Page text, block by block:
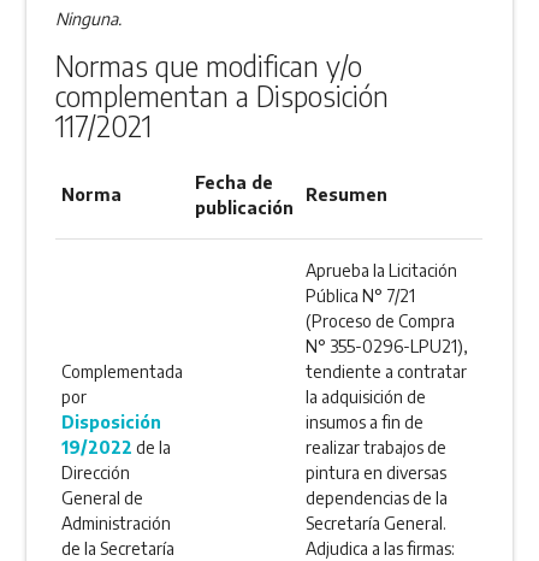
Ninguna.
Normas que modifican y/o
complementan a Disposición
117/2021
Norma
Fecha de
publicación
Resumen
Complementada
por
Disposición
19/2022 de la
Dirección
General de
Administración
de la Secretaría
Aprueba la Licitación
Pública N° 7/21
(Proceso de Compra
N° 355-0296-LPU21),
tendiente a contratar
la adquisición de
insumos a fin de
realizar trabajos de
pintura en diversas
dependencias de la
Secretaría General.
Adjudica a las firmas: